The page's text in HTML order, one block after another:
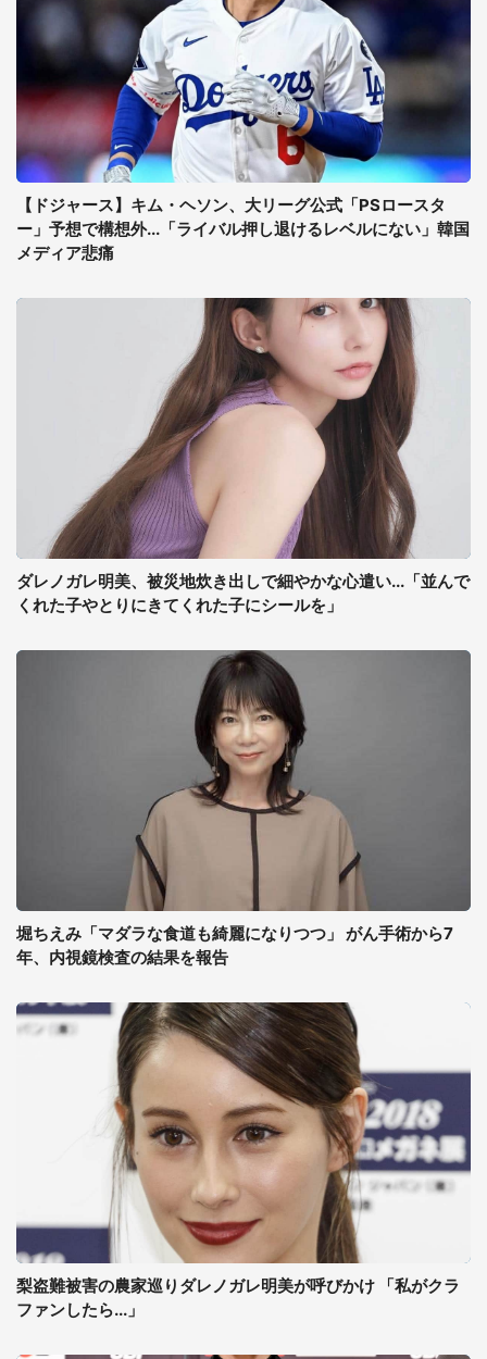
【ドジャース】キム・ヘソン、大リーグ公式「PSロースタ
ー」予想で構想外...「ライバル押し退けるレベルにない」韓国
メディア悲痛
ダレノガレ明美、被災地炊き出しで細やかな心遣い...「並んで
くれた子やとりにきてくれた子にシールを」
堀ちえみ「マダラな食道も綺麗になりつつ」 がん手術から7
年、内視鏡検査の結果を報告
梨盗難被害の農家巡りダレノガレ明美が呼びかけ 「私がクラ
ファンしたら...」